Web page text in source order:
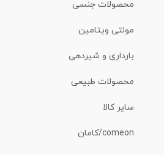
محصولات جنسی
مولتی ویتامین
بارداری و شیردهی
محصولات طبیعی
سایر کالا
comeon/کامان